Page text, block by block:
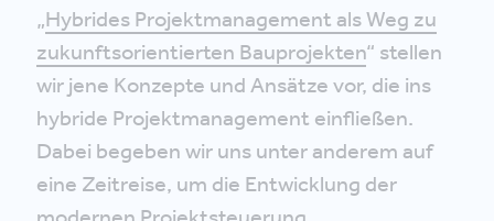
„Hybrides Projektmanagement als Weg zu
zukunftsorientierten Bauprojekten“ stellen
wir jene Konzepte und Ansätze vor, die ins
hybride Projektmanagement einfließen.
Dabei begeben wir uns unter anderem auf
eine Zeitreise, um die Entwicklung der